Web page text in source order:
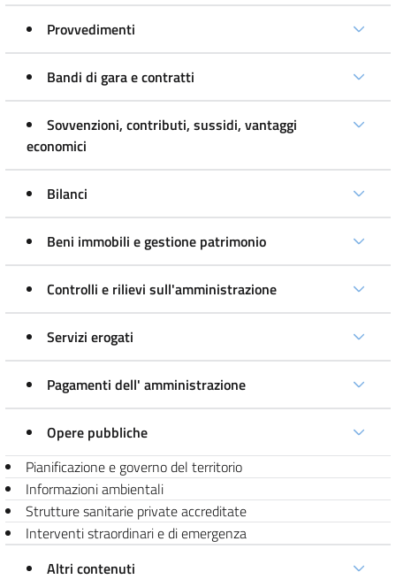
Provvedimenti
Bandi di gara e contratti
Sovvenzioni, contributi, sussidi, vantaggi
economici
Bilanci
Beni immobili e gestione patrimonio
Controlli e rilievi sull'amministrazione
Servizi erogati
Pagamenti dell' amministrazione
Opere pubbliche
Pianificazione e governo del territorio
Informazioni ambientali
Strutture sanitarie private accreditate
Interventi straordinari e di emergenza
Altri contenuti